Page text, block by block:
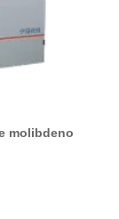
molibdeno